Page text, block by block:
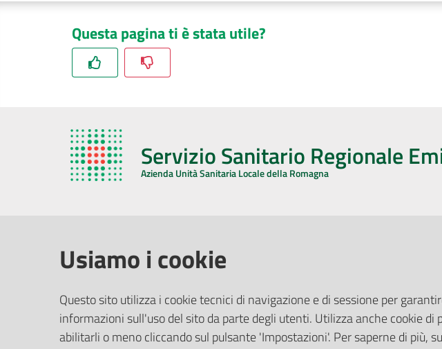
Questa pagina ti è stata utile?
Servizio Sanitario Regionale
Azienda Unità Sanitaria Locale della Romagna
Via De Gasperi, 8 - 48121 Ravenna (RA)
CF/P.IVA:02483810392
Ufficio Relazioni con il Pubblico
Riferimenti per la Stampa
Usiamo i cookie
Questo sito utilizza i cookie tecnici di navigazione e di sessione per
informazioni sull'uso del sito da parte degli utenti. Utilizza anche cookie
abilitarli o meno cliccando sul pulsante 'Impostazioni'. Per saperne di più,